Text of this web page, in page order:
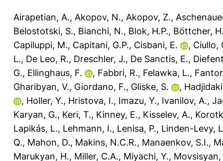
Airapetian, A., Akopov, N., Akopov, Z.,
Belostotski, S., Bianchi, N., Blok, H.P., Böttcher,
Capiluppi, M., Capitani, G.P., Cisbani, E. , Ciullo,
L., De Leo, R., Dreschler, J., De Sanctis, E.,
G., Ellinghaus, F. , Fabbri, R., Felawka, L.,
Gharibyan, V., Giordano, F., Gliske, S. ,
, Holler, Y., Hristova, I., Imazu, Y., Ivanilov, A.,
Karyan, G., Keri, T., Kinney, E., Kisselev, A.,
Lapikás, L., Lehmann, I., Lenisa, P., Linden-Levy,
Q., Mahon, D., Makins, N.C.R., Manaenkov, S.I.,
Marukyan, H., Miller, C.A., Miyachi, Y., Movsisyan,